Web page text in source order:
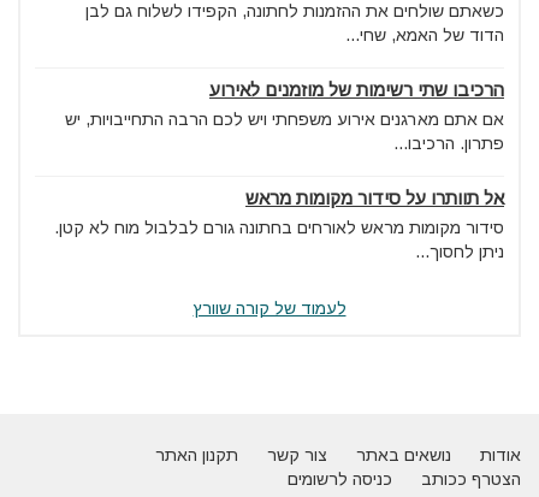
כשאתם שולחים את ההזמנות לחתונה, הקפידו לשלוח גם לבן
הדוד של האמא, שחי...
הרכיבו שתי רשימות של מוזמנים לאירוע
אם אתם מארגנים אירוע משפחתי ויש לכם הרבה התחייבויות, יש
פתרון. הרכיבו...
אל תוותרו על סידור מקומות מראש
סידור מקומות מראש לאורחים בחתונה גורם לבלבול מוח לא קטן.
ניתן לחסוך...
לעמוד של קורה שוורץ
אודות נושאים באתר צור קשר
תקנון האתר
הצטרף ככותב
כניסה לרשומים